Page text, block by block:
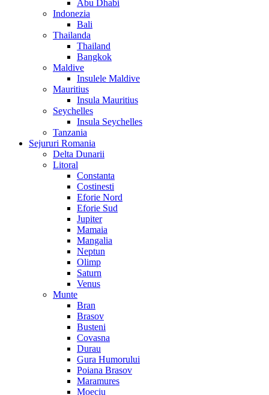
Abu Dhabi
Indonezia
Bali
Thailanda
Thailand
Bangkok
Maldive
Insulele Maldive
Mauritius
Insula Mauritius
Seychelles
Insula Seychelles
Tanzania
Sejururi Romania
Delta Dunarii
Litoral
Constanta
Costinesti
Eforie Nord
Eforie Sud
Jupiter
Mamaia
Mangalia
Neptun
Olimp
Saturn
Venus
Munte
Bran
Brasov
Busteni
Covasna
Durau
Gura Humorului
Poiana Brasov
Maramures
Moeciu